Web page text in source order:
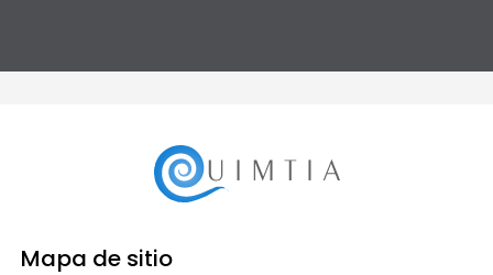
Mapa de sitio